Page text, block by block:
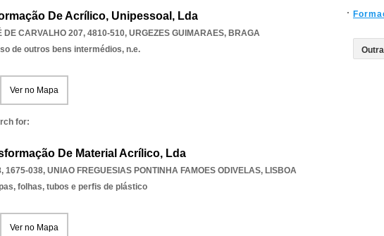
De Acrílico, Unipessoal, Lda
DE CARVALHO 207, 4810-510, URGEZES GUIMARAES, BRAGA
de outros bens intermédios, n.e.
Ver no Mapa
for:
De Material Acrílico, Lda
1675-038, UNIAO FREGUESIAS PONTINHA FAMOES ODIVELAS, LISBOA
folhas, tubos e perfis de plástico
Ver no Mapa